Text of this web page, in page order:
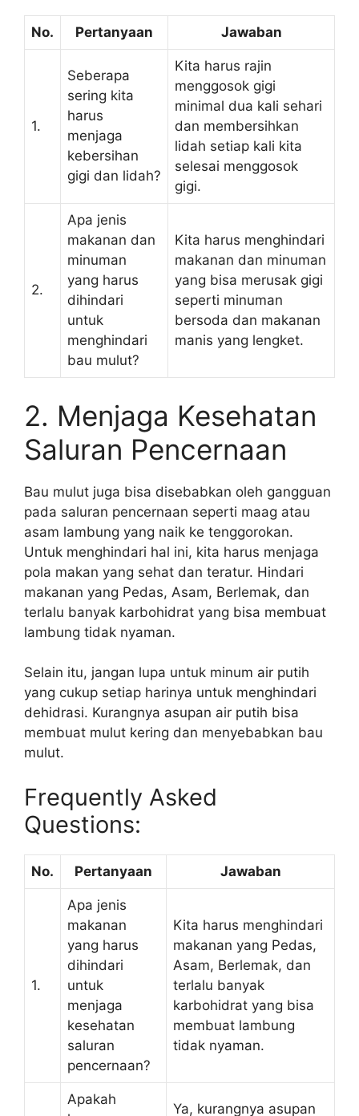
No. Pertanyaan Jawaban
1.
Seberapa
sering kita
harus
menjaga
kebersihan
gigi dan lidah?
Kita harus rajin
menggosok gigi
minimal dua kali sehari
dan membersihkan
lidah setiap kali kita
selesai menggosok
gigi.
2.
Apa jenis
makanan dan
minuman
yang harus
dihindari
untuk
menghindari
bau mulut?
Kita harus menghindari
makanan dan minuman
yang bisa merusak gigi
seperti minuman
bersoda dan makanan
manis yang lengket.
2. Menjaga Kesehatan
Saluran Pencernaan
Bau mulut juga bisa disebabkan oleh gangguan
pada saluran pencernaan seperti maag atau
asam lambung yang naik ke tenggorokan.
Untuk menghindari hal ini, kita harus menjaga
pola makan yang sehat dan teratur. Hindari
makanan yang Pedas, Asam, Berlemak, dan
terlalu banyak karbohidrat yang bisa membuat
lambung tidak nyaman.
Selain itu, jangan lupa untuk minum air putih
yang cukup setiap harinya untuk menghindari
dehidrasi. Kurangnya asupan air putih bisa
membuat mulut kering dan menyebabkan bau
mulut.
Frequently Asked
Questions:
No. Pertanyaan Jawaban
1.
Apa jenis
makanan
yang harus
dihindari
untuk
menjaga
kesehatan
saluran
pencernaan?
Kita harus menghindari
makanan yang Pedas,
Asam, Berlemak, dan
terlalu banyak
karbohidrat yang bisa
membuat lambung
tidak nyaman.
Apakah
Ya, kurangnya asupan